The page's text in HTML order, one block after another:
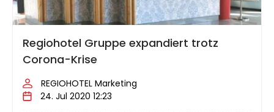
Regiohotel Gruppe expandiert trotz
Corona-Krise
REGIOHOTEL Marketing
24. Jul 2020 12:23